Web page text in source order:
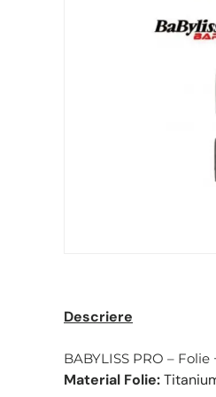
Descriere
BABYLISS PRO –
Material Folie: